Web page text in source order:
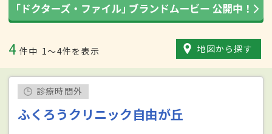
4 件中 1〜4件を表示 地図から探す
診療時間外
ふくろうクリニック自由が丘